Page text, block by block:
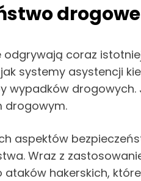
odgrywają coraz
systemy asystencji
wypadków
drogowym.
aspektów
Wraz z
ataków hakerskich,